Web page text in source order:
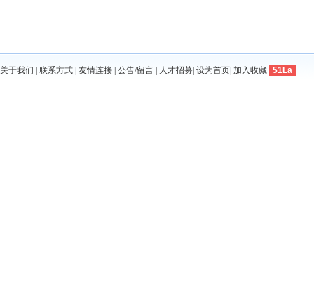
关于我们 联系方式 友情连接 公告/留言 人才招募 设为首页 加入收藏 51La